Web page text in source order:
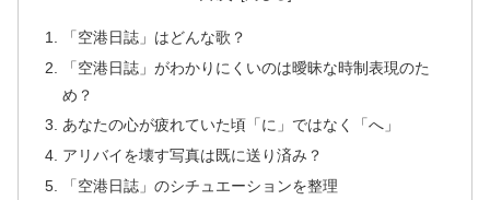
「空港日誌」はどんな歌？
「空港日誌」がわかりにくいのは曖昧な時制表現のた
め？
あなたの心が疲れていた頃「に」ではなく「へ」
アリバイを壊す写真は既に送り済み？
「空港日誌」のシチュエーションを整理